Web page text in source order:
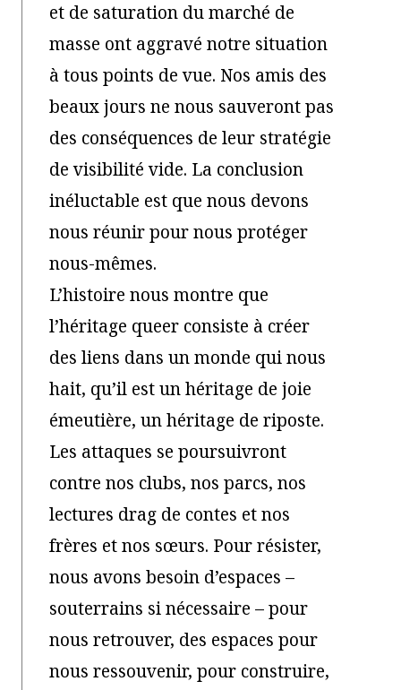
et de saturation du marché de
masse ont aggravé notre situation
à tous points de vue. Nos amis des
beaux jours ne nous sauveront pas
des conséquences de leur stratégie
de visibilité vide. La conclusion
inéluctable est que nous devons
nous réunir pour nous protéger
nous-mêmes.
L’histoire nous montre que
l’héritage queer consiste à créer
des liens dans un monde qui nous
hait, qu’il est un héritage de joie
émeutière, un héritage de riposte.
Les attaques se poursuivront
contre nos clubs, nos parcs, nos
lectures drag de contes et nos
frères et nos sœurs. Pour résister,
nous avons besoin d’espaces –
souterrains si nécessaire – pour
nous retrouver, des espaces pour
nous ressouvenir, pour construire,